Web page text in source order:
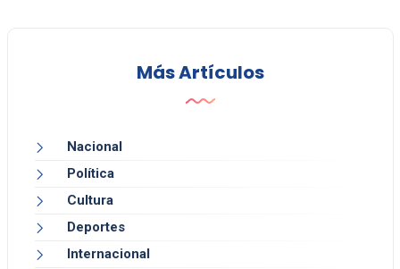
Más Artículos
Nacional
Política
Cultura
Deportes
Internacional